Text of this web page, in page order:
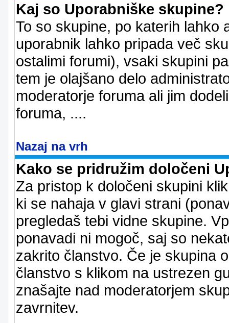
Kaj so Uporabniške skupine?
To so skupine, po katerih lahko
uporabnik lahko pripada več
ostalimi forumi), vsaki skupini
tem je olajšano delo
moderatorje foruma ali jim
foruma, ....
Nazaj na vrh
Kako se pridružim določeni
Za pristop k določeni skupini
ki se nahaja v glavi strani
pregledaš tebi vidne skupine.
ponavadi ni mogoč, saj so
zakrito članstvo. Če je skupina
članstvo s klikom na ustrezen
znašajte nad moderatorjem
zavrnitev.